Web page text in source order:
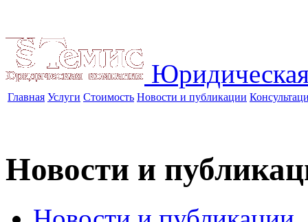
Главная Услуги Стоимость Новости и публикации
Новости и